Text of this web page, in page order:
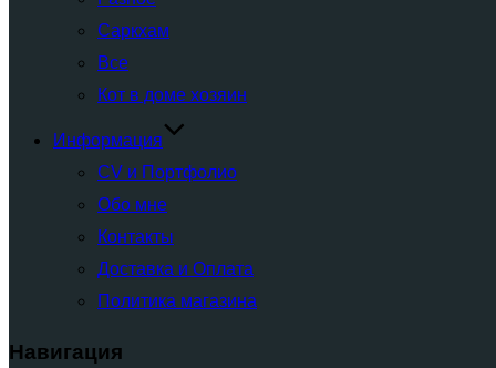
Саркхам
Все
Кот в доме хозяин
Информация
CV и Портфолио
Обо мне
Контакты
Доставка и Оплата
Политика магазина
Навигация